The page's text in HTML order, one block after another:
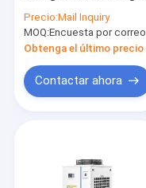
máquinas de flexión
modelo 2400W
Precio:Mail Inquiry
MOQ:Encuesta por correo
Obtenga el último precio
Contactar ahora